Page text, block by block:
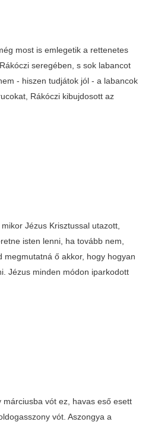
most is emlegetik a rettenetes
seregében, s sok labancot
- hiszen tudjátok jól - a labancok
Rákóczi kibujdosott az
Jézus Krisztussal utazott,
isten lenni, ha tovább nem,
megmutatná ő akkor, hogy hogyan
Jézus minden módon iparkodott
márciusba vót ez, havas eső esett
vót. Aszongya a